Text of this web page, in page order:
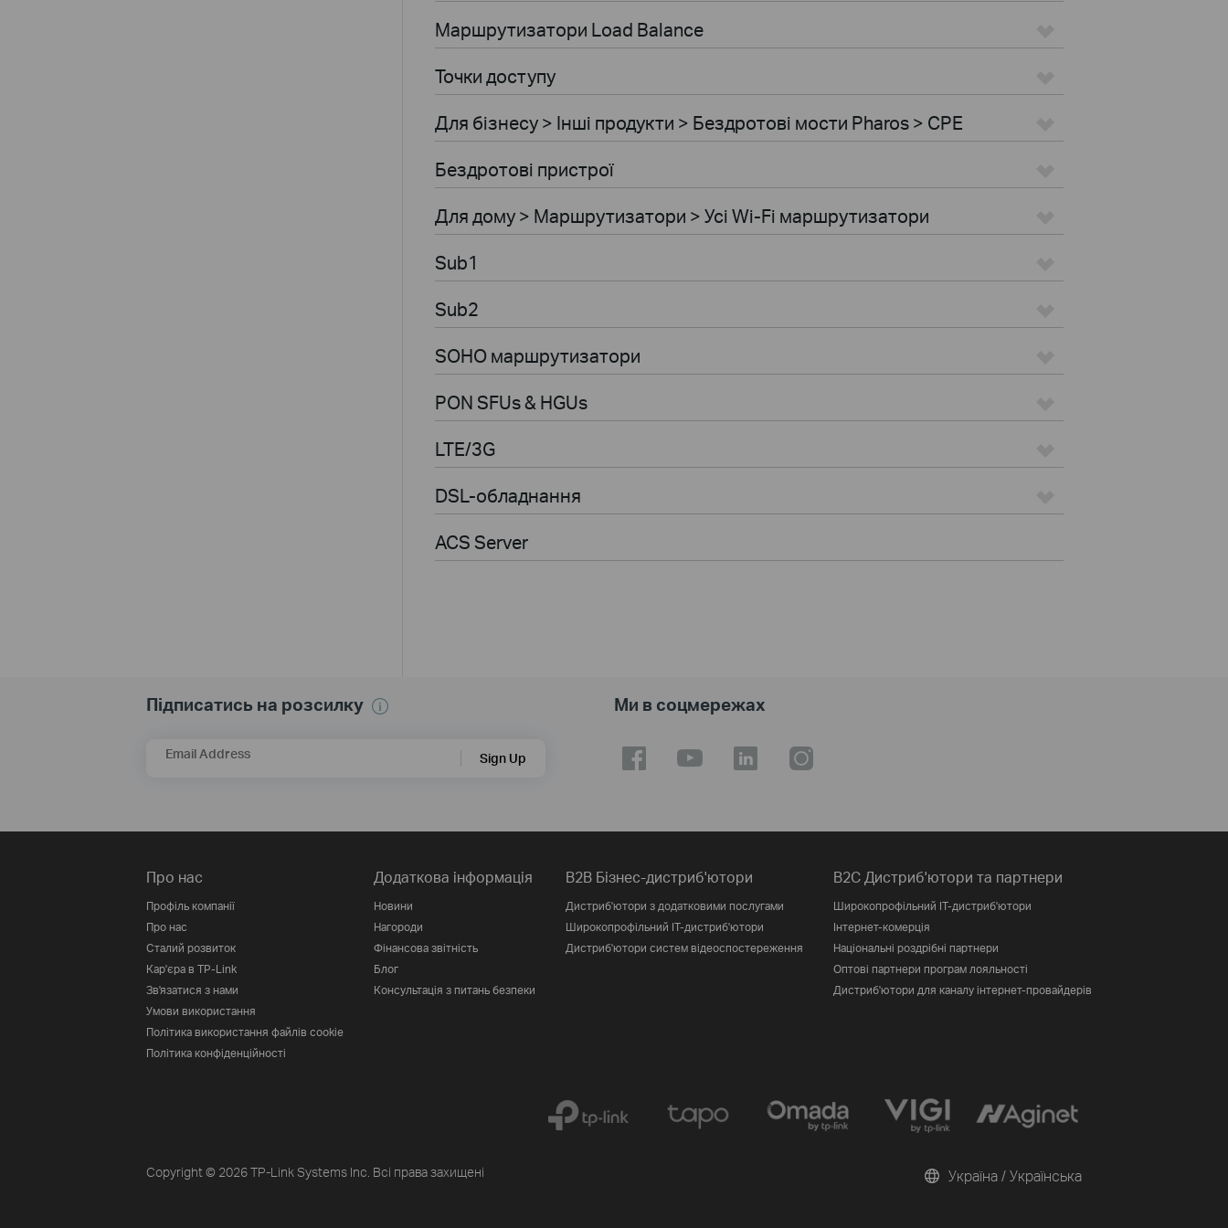
Маршрутизатори Load Balance
Точки доступу
Для бiзнесу > Інші продукти > Бездротові мости Pharos > CPE
Бездротові пристрої
Для дому > Маршрутизатори > Усі Wi-Fi маршрутизатори
Sub1
Sub2
SOHO маршрутизатори
PON SFUs & HGUs
LTE/3G
DSL-обладнання
ACS Server
Підписатись на розсилку
Email Address Sign Up
Ми в соцмережах
Про нас
Профіль компанії
Про нас
Сталий розвиток
Кар'єра в TP-Link
Зв'язатися з нами
Умови використання
Політика використання файлів cookie
Політика конфіденційності
Додаткова інформація
Новини
Нагороди
Фінансова звітність
Блог
Консультація з питань безпеки
B2B Бізнес-дистриб'ютори
Дистриб'ютори з додатковими послугами
Широкопрофільний IT-дистриб'ютори
Дистриб'ютори систем відеоспостереження
B2C Дистриб'ютори та партнери
Широкопрофільний IT-дистриб'ютори
Інтернет-комерція
Національні роздрібні партнери
Оптові партнери програм лояльності
Дистриб'ютори для каналу інтернет-провайдерів
Copyright © 2026 TP-Link Systems Inc. Всі права захищені Україна / Українська